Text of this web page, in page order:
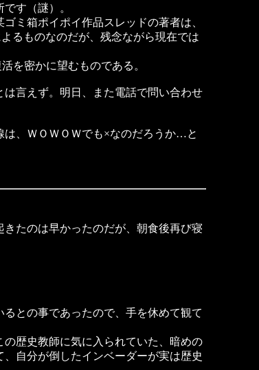
す（謎）。
ミ箱ポイポイ作品スレッドの著者は、
るものなのだが、残念ながら現在では
を密かに望むものである。
言えず。明日、また電話で問い合わせ
、ＷＯＷＯＷでも×なのだろうか…と
たのは早かったのだが、朝食後再び寝
との事であったので、手を休めて観て
歴史教師に気に入られていた、暗めの
自分が倒したインベーダーが実は歴史